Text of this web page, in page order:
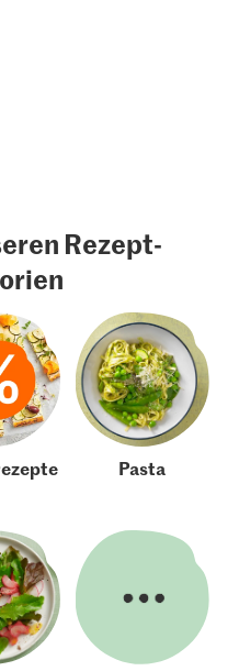
Rezept-
Pasta